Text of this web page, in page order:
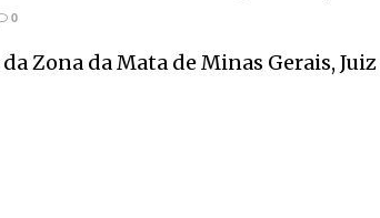
0
Zona da Mata de Minas Gerais,